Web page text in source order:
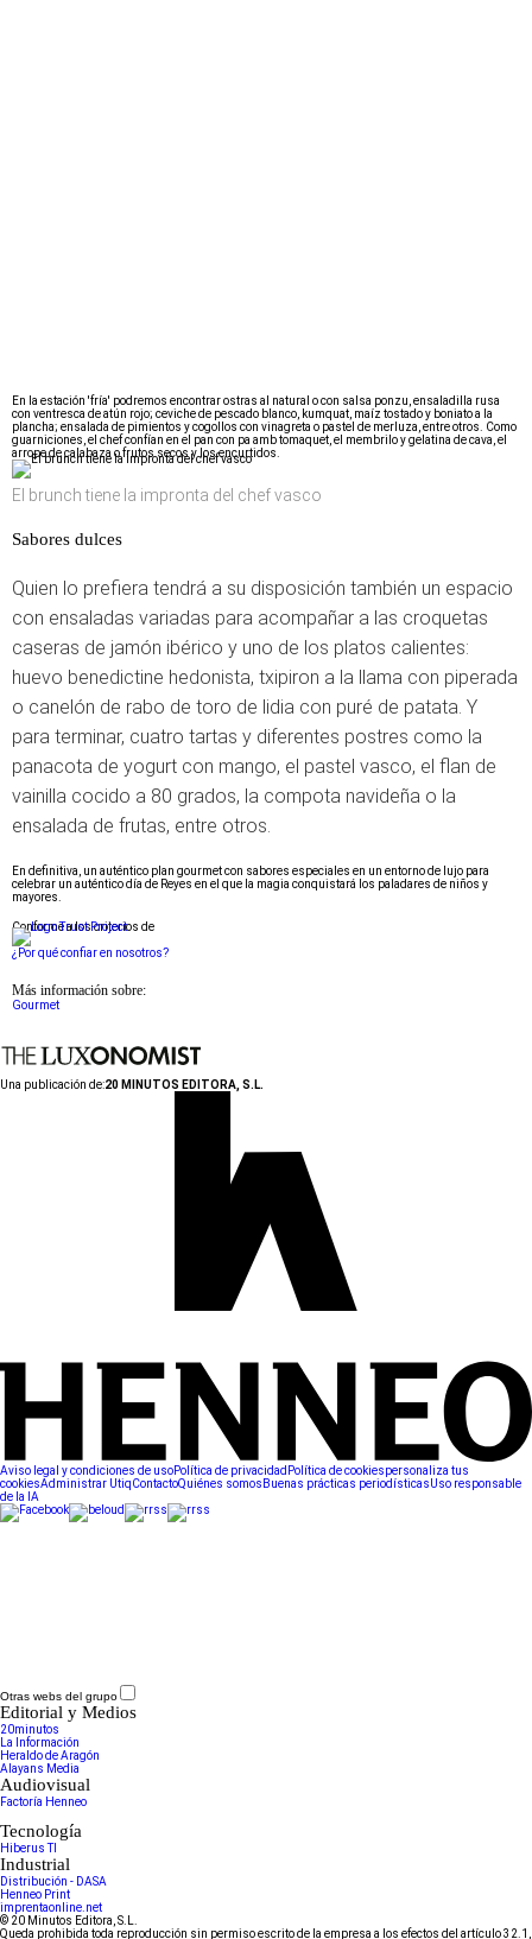
En la estación 'fría' podremos encontrar ostras al natural o con salsa ponzu, ensaladilla rusa
con ventresca de atún rojo; ceviche de pescado blanco, kumquat, maíz tostado y boniato a la
plancha; ensalada de pimientos y cogollos con vinagreta o pastel de merluza, entre otros. Como
guarniciones, el chef confían en el pan con pa amb tomaquet, el membrilo y gelatina de cava, el
arrope de calabaza o frutos secos y los encurtidos.
El brunch tiene la impronta del chef vasco
Sabores dulces
Quien lo prefiera tendrá a su disposición también un espacio
con ensaladas variadas para acompañar a las croquetas
caseras de jamón ibérico y uno de los platos calientes:
huevo benedictine hedonista, txipiron a la llama con piperada
o canelón de rabo de toro de lidia con puré de patata. Y
para terminar, cuatro tartas y diferentes postres como la
panacota de yogurt con mango, el pastel vasco, el flan de
vainilla cocido a 80 grados, la compota navideña o la
ensalada de frutas, entre otros.
En definitiva, un auténtico plan gourmet con sabores especiales en un entorno de lujo para
celebrar un auténtico día de Reyes en el que la magia conquistará los paladares de niños y
mayores.
Conforme a los criterios de
¿Por qué confiar en nosotros?
Más información sobre:
Gourmet
Una publicación de:20 MINUTOS EDITORA, S.L.
Aviso legal y condiciones de usoPolítica de privacidad Política de cookiespersonaliza tus
cookiesAdministrar UtiqContactoQuiénes somos Buenas prácticas periodísticasUso responsable
de la IA
Otras webs del grupo
Editorial y Medios
20minutos
La Información
Heraldo de Aragón
Alayans Media
Audiovisual
Factoría Henneo
Tecnología
Hiberus TI
Industrial
Distribución - DASA
Henneo Print
imprentaonline.net
© 20 Minutos Editora, S.L.
Queda prohibida toda reproducción sin permiso escrito de la empresa a los efectos del artículo 32.1,